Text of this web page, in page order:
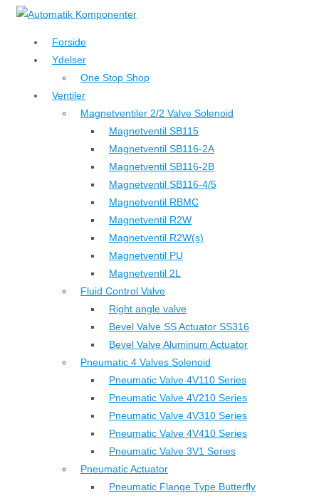
↓
hovedindhold
Forside
Ydelser
One Stop Shop
Ventiler
Magnetventiler 2/2 Valve Solenoid
Magnetventil SB115
Magnetventil SB116-2A
Magnetventil SB116-2B
Magnetventil SB116-4/5
Magnetventil RBMC
Magnetventil R2W
Magnetventil R2W(s)
Magnetventil PU
Magnetventil 2L
Fluid Control Valve
Right angle valve
Bevel Valve SS Actuator SS316
Bevel Valve Aluminum Actuator
Pneumatic 4 Valves Solenoid
Pneumatic Valve 4V110 Series
Pneumatic Valve 4V210 Series
Pneumatic Valve 4V310 Series
Pneumatic Valve 4V410 Series
Pneumatic Valve 3V1 Series
Pneumatic Actuator
Pneumatic Flange Type Butterfly